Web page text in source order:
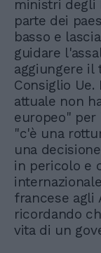
ministri degli
parte dei
basso e
guidare
aggiungere il
Consiglio Ue.
attuale non
europeo" per
"c'è una
una
in pericolo e
francese agli
ricordando
vita di un